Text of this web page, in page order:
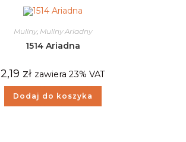
Muliny, Muliny Ariadny
1514 Ariadna
2,19 zł zawiera 23% VAT
Dodaj do koszyka